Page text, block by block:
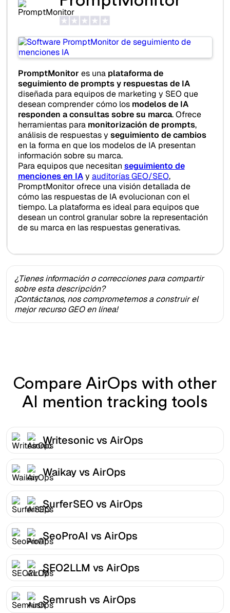
PromptMonitor es una plataforma de
seguimiento de prompts y respuestas de IA
diseñada para equipos de marketing y SEO que
desean comprender cómo los modelos de IA
responden a consultas sobre su marca. Ofrece
herramientas para monitorización de prompts,
análisis de respuestas y seguimiento de cambios
en la forma en que los modelos de IA presentan
información sobre su marca.
Para equipos que necesitan seguimiento de
menciones en IAy auditorías GEO/SEO,
PromptMonitor ofrece una visión detallada de
cómo las respuestas de IA evolucionan con el
tiempo. La plataforma es ideal para equipos que
desean un control granular sobre la representación
de su marca en las respuestas generativas.
¿Tienes información o correcciones para compartir
sobre esta descripción?
¡Contáctanos, nos comprometemos a construir el
mejor recurso GEO en línea!
Compare AirOps with other
AI mention tracking tools
Writesonic vs AirOps
Waikay vs AirOps
SurferSEO vs AirOps
SeoProAI vs AirOps
SEO2LLM vs AirOps
Semrush vs AirOps